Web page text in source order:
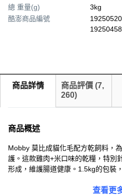
總 重量(g)
3kg
酷澎商品編號
商品詳情 商品評價 (7,
260)
商品概述
Mobby 莫比成貓化毛配方乾飼料，
護。這款雞肉+米口味的乾糧，特別
形成，維護腸道健康。1.5kg的包裝
康。Mobby 莫比致力於提供高品質
查看更